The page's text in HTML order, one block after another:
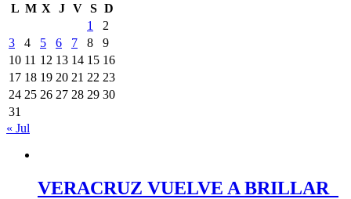
L M X J V S D
1
2
3
4 5 6 7 8
9
10 11 12 13 14 15 16
17 18 19 20 21 22 23
24 25 26 27 28 29 30
31
« Jul
VERACRUZ VUELVE A BRILLAR